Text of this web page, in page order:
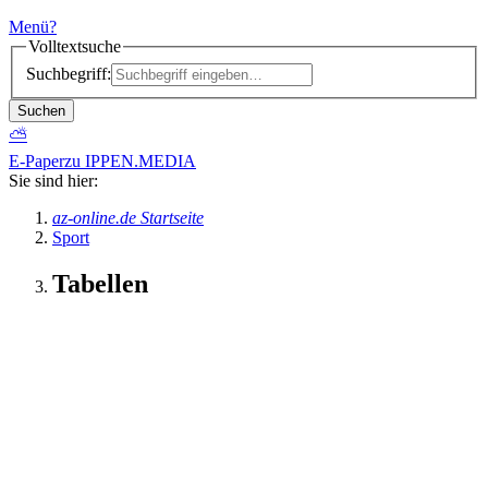
Menü?
Volltextsuche
Suchbegriff:
Suchen
⛅
E-Paperzu IPPEN.MEDIA
Sie sind hier:
az-online.de Startseite
Sport
Tabellen